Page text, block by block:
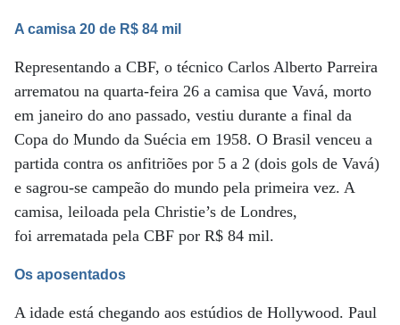
A camisa 20 de R$ 84 mil
Representando a CBF, o técnico Carlos Alberto Parreira
arrematou na quarta-feira 26 a camisa que Vavá, morto
em janeiro do ano passado, vestiu durante a final da
Copa do Mundo da Suécia em 1958. O Brasil venceu a
partida contra os anfitriões por 5 a 2 (dois gols de Vavá)
e sagrou-se campeão do mundo pela primeira vez. A
camisa, leiloada pela Christie’s de Londres,
foi arrematada pela CBF por R$ 84 mil.
Os aposentados
A idade está chegando aos estúdios de Hollywood. Paul